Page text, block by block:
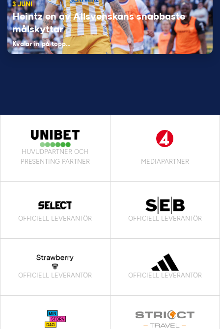
3 JUNI
Heintz en av Allsvenskans snabbaste
målskyttar
Kvalar in på topp…
HUVUDPARTNER OCH
PRESENTING PARTNER
MEDIAPARTNER
OFFICIELL LEVERANTÖR OFFICIELL LEVERANTÖR
OFFICIELL LEVERANTÖR OFFICIELL LEVERANTÖR